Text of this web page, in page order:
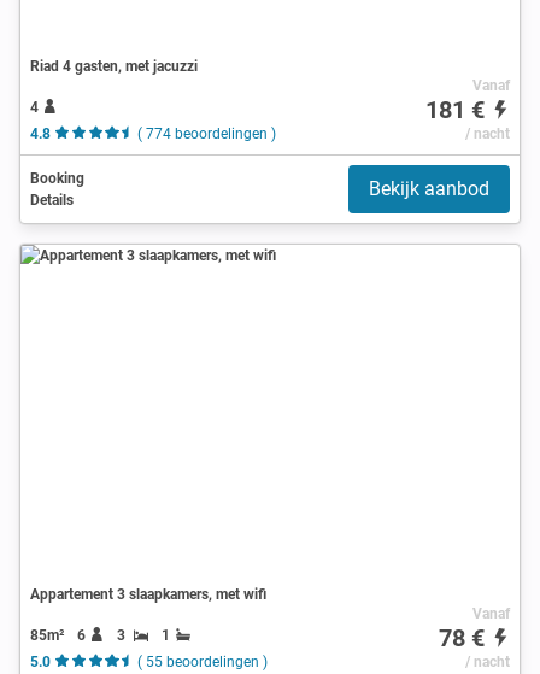
Riad 4 gasten, met jacuzzi
4
4.8
( 774 beoordelingen )
Vanaf
181 €
/ nacht
Booking
Details
Bekijk aanbod
Appartement 3 slaapkamers, met wifi
85m² 6 3
1
5.0
( 55 beoordelingen )
Vanaf
78 €
/ nacht